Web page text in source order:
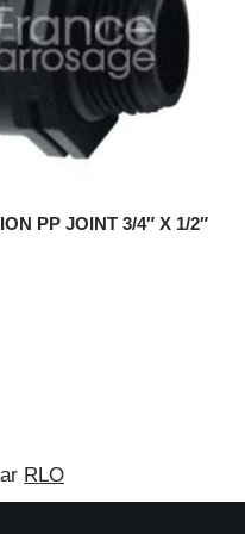
PP JOINT 3/4″ X 1/2″
RLO